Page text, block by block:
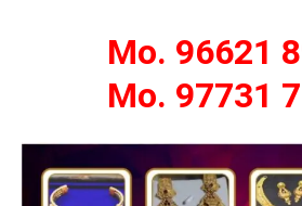
Mo. 96621
Mo. 97731